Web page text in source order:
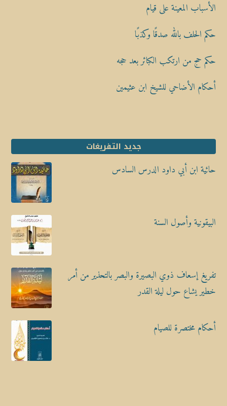
الأسباب المعينة على قيام
حكم الحلف بالله صدقًا وكذبًا
حكم حج من ارتكب الكبائر بعد حجه
أحكام الأضاحي للشيخ ابن عثيمين
جديد التفريغات
حائية ابن أبي داود الدرس السادس
البيقونية وأصول السنة
تفريغ إسعاف ذوي البصيرة والبصر بالتحذير من أمر
خطير يشاع حول ليلة القدر
أحكام مختصرة للصيام